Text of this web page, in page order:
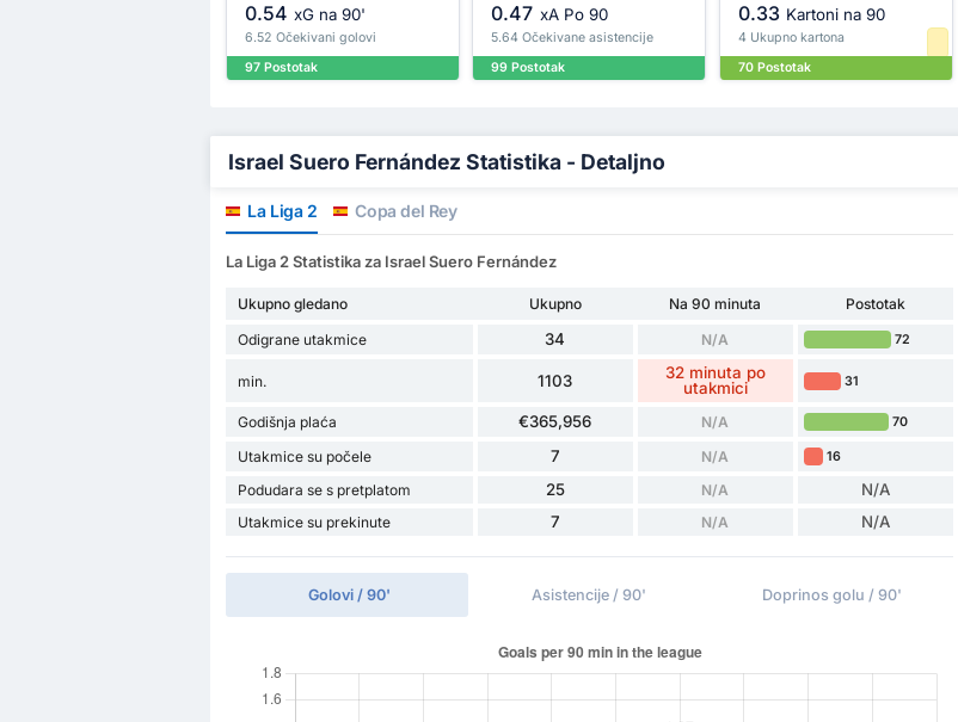
0.54 xG na 90'
6.52 Očekivani golovi
97 Postotak
0.47 xA Po 90
5.64 Očekivane asistencije
99 Postotak
0.33 Kartoni na 90
4 Ukupno kartona
70 Postotak
Israel Suero Fernández Statistika - Detaljno
La Liga 2 Copa del Rey
La Liga 2 Statistika za Israel Suero Fernández
Ukupno gledano Ukupno Na 90 minuta
Postotak
Odigrane utakmice
34 N/A 72
min. 1103
32 minuta po
utakmici
31
Godišnja plaća €365,956 N/A 70
Utakmice su počele 7 N/A 16
Podudara se s pretplatom 25 N/A N/A
Utakmice su prekinute 7 N/A N/A
Golovi / 90' Asistencije / 90' Doprinos golu / 90'